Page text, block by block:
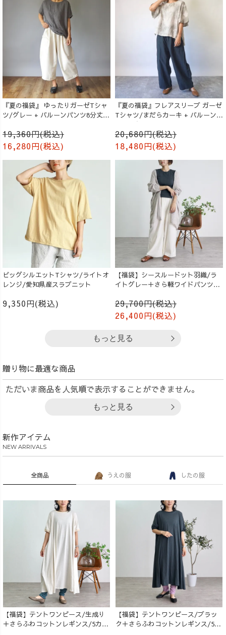
『夏の福袋』 ゆったりガーゼTシャ
ツ/グレー + バルーンパンツ8分丈/
19,360円(税込)
16,280円(税込)
『夏の福袋』フレアスリーブ ガーゼ
Tシャツ/まだらカーキ + バルーンパ
ンツ/ブラック
20,680円(税込)
18,480円(税込)
ビッグシルエットTシャツ/ライトオ
レンジ/愛知県産スラブニット
9,350円(税込)
【福袋】シースルードット羽織/ラ
イトグレー＋さら軽ワイドパンツ/
29,700円(税込)
26,400円(税込)
もっと見る
贈り物に最適な商品
ただいま商品を人気順で表示することができません。
もっと見る
新作アイテム
NEW ARRIVALS
全商品 うえの服 したの服
【福袋】テントワンピース/生成り
＋さらふわコットンレギンス/5カラ
【福袋】テントワンピース/ブラッ
ク＋さらふわコットンレギンス/5カ